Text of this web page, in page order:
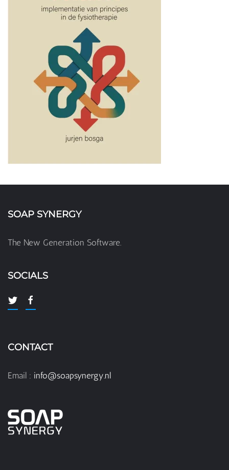
SOAP SYNERGY
The New Generation Software.
SOCIALS
CONTACT
Email : info@soapsynergy.nl